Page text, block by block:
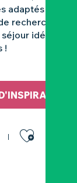
adaptés à tous
recherche
idéal
!
?